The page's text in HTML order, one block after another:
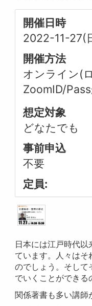
開催日時
2022-11-27(
開催方法
オンライン(
ZoomID/
想定対象
どなたでも
事前申込
不要
定員:
日本には江戸時代
ています。人々はそ
のでしょう。そして
でいくことができる
関係著書も多い講師